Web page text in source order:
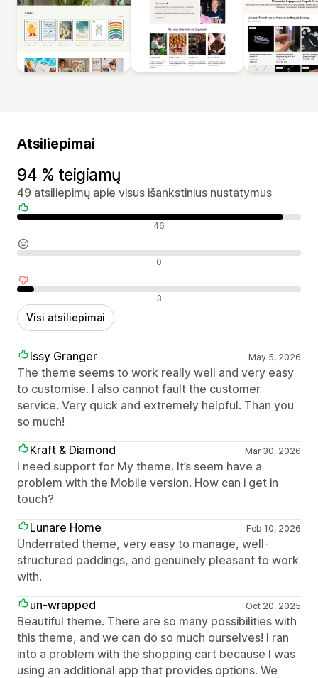
Atsiliepimai
94 % teigiamų
49 atsiliepimų apie visus išankstinius nustatymus
Teigiami atsiliepimai 46
Neutralūs atsiliepimai 0
Neigiami atsiliepimai 3
Visi atsiliepimai
Issy Granger May 5, 2026
The theme seems to work really well and very easy
to customise. I also cannot fault the customer
service. Very quick and extremely helpful. Than you
so much!
Kraft & Diamond
Mar 30, 2026
I need support for My theme. It’s seem have a
problem with the Mobile version. How can i get in
touch?
Lunare Home
Feb 10, 2026
Underrated theme, very easy to manage, well-
structured paddings, and genuinely pleasant to work
with.
un-wrapped
Oct 20, 2025
Beautiful theme. There are so many possibilities with
this theme, and we can do so much ourselves! I ran
into a problem with the shopping cart because I was
using an additional app that provides options. We